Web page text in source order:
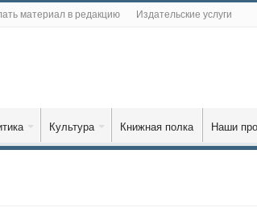
материал в редакцию Издательские услуги
Культура Книжная полка Наши